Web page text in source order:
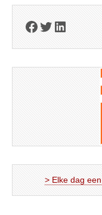
Facebook
Twitter
LinkedIn
> Elke dag